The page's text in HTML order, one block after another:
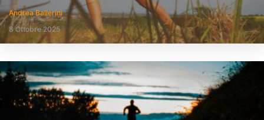
Andrea Ballerini
8 Ottobre 2025